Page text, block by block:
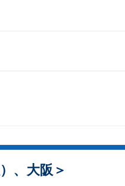
、大阪＞